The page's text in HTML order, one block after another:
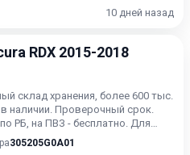
10 дней назад
RDX 2015-2018
склад хранения, более 600 тыс.
в наличии. Проверочный срок.
РБ, на ПВЗ - бесплатно. Для
305205G0A01